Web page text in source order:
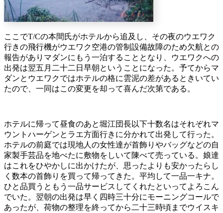
ここでT/Cの本間氏がホテルから追及し、その夜のウエワク
行きの飛行機がウエワク空港の管制設備故障のため欠航との
報告がありマダンにもう一泊することとなり、ウエワクへの
出発は翌五月二十二日早朝ということになった。予てからマ
ダンとウエワクではホテルの格に雲泥の差があるときいてい
たので、一同はこの変更を却って喜んだ次第である。
ホテルに帰って昼食のあと堀江団長以下十数名はそれぞれマ
ウントハーゲンとラエ方面行きに分かれて出発して行った。
ホテルの前庭では現地人の女性達が首飾りやバッグなどの自
家製手芸品を地べたに敷物をしいて陳べて売っている。娘達
はこれをひやかしに出かけたが、思ったよりも安かったらし
く数本の首飾りを買って帰ってきた。平均して一品一キナ。
ひと品買うともう一品サービスしてくれたといってよろこん
でいた。翌朝の出発は早く四時三十分にモーニングコールで
あったが、荷物の整理を終ってから二十三時頃までウイスキ